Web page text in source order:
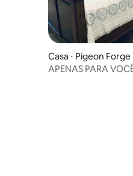
Casa ⋅ Pigeon Forge
APENAS PARA